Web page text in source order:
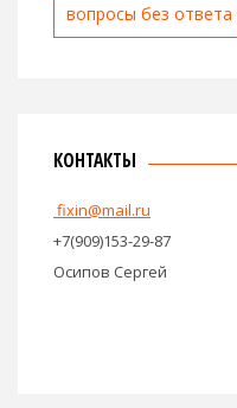
вопросы без ответа
КОНТАКТЫ
fixin@mail.ru
+7(909)153-29-87
Осипов Сергей